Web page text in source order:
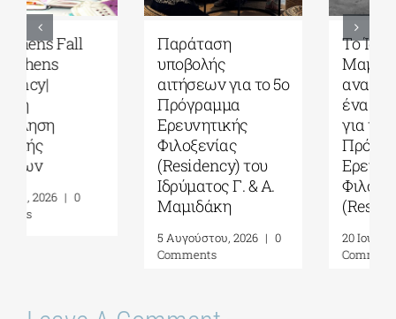
Παράταση
υποβολής
αιτήσεων για το 5ο
Ερευνητικής
Φιλοξενίας
(Residency) του
Μαμιδάκη
0
Το Ίδρυμα Γ. & Α.
Μαμιδάκη
ανακοινώνει την
έναρξη αιτήσεων
για το 5ο
Πρόγραμμα
Ερευνητικής
Φιλοξενίας
(Residency)
20 Ιουλίου, 2026